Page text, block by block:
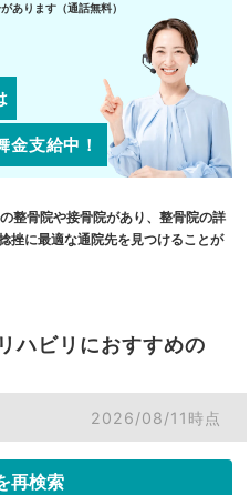
あります（通話無料）
金支給中！
の整骨院や接骨院があり、整骨院の詳
挫に最適な通院先を見つけることが
ハビリにおすすめの
2026/08/11時点
再検索